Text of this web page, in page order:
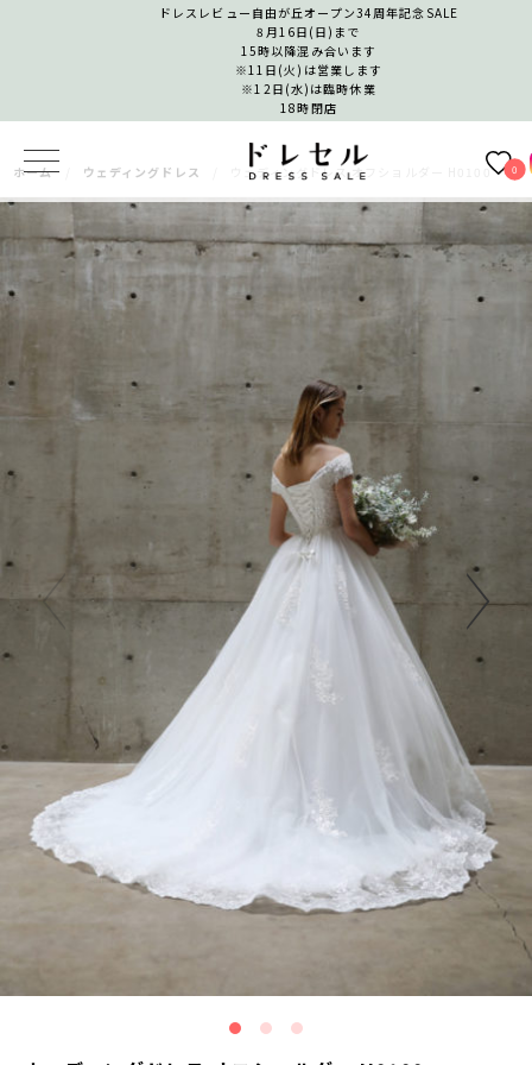
ドレスレビュー自由が丘オープン34周年記念SALE
8月16日(日)まで
15時以降混み合います
※11日(火)は営業します
※12日(水)は臨時休業
18時閉店
0
ホーム ウェディングドレス ウェディングドレス オフショルダー H0100